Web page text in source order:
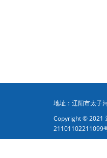
地址：辽阳市太子
Copyright © 2021
21101102211099